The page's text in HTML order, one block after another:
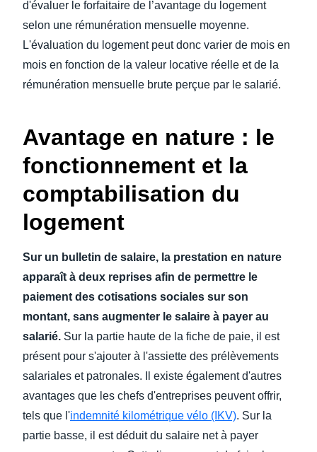
d'évaluer le forfaitaire de l’avantage du logement
selon une rémunération mensuelle moyenne.
L'évaluation du logement peut donc varier de mois en
mois en fonction de la valeur locative réelle et de la
rémunération mensuelle brute perçue par le salarié.
Avantage en nature : le
fonctionnement et la
comptabilisation du
logement
Sur un bulletin de salaire, la prestation en nature
apparaît à deux reprises afin de permettre le
paiement des cotisations sociales sur son
montant, sans augmenter le salaire à payer au
salarié. Sur la partie haute de la fiche de paie, il est
présent pour s'ajouter à l'assiette des prélèvements
salariales et patronales. Il existe également d'autres
avantages que les chefs d'entreprises peuvent offrir,
tels que l'indemnité kilométrique vélo (IKV). Sur la
partie basse, il est déduit du salaire net à payer